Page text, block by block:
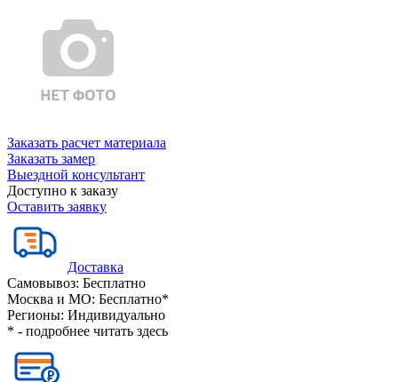
Заказать расчет материала
Заказать замер
Выездной консультант
Доступно к заказу
Оставить заявку
Доставка
Самовывоз: Бесплатно
Москва и МО: Бесплатно*
Регионы: Индивидуально
* - подробнее читать здесь